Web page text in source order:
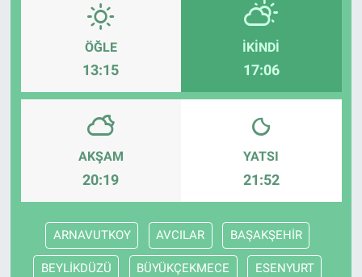
ÖĞLE
13:15
İKINDI
17:06
AKŞAM
20:19
YATSI
21:52
ARNAVUTKOY AVCILAR BAŞAKŞEHİR
BEYLİKDÜZÜ BÜYÜKÇEKMECE ESENYURT